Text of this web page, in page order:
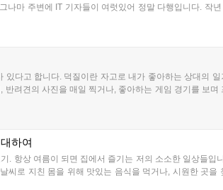
마 주변에 IT 기자들이 여럿있어 정말 다행입니다. 작
다고 합니다. 덕질이란 자고로 내가 좋아하는 상대의
려견의 사진을 매일 찍거나, 좋아하는 게임 경기를 보며
하여
. 항상 여름이 되면 집에서 즐기는 저의 소소한 일상들입
씨로 지친 몸을 위해 맛있는 음식을 먹거나, 시원한 곳을